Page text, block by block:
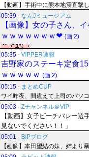
【動画】手術中に熊本地震直撃
05:39 - なんJミュージアム
【画像】女の子さん、
ｗｗｗｗｗｗｗ❤ (画:2)
05:35 - VIPPER速報
吉野家のステーキ定食
ｗｗｗｗｗ (画:2)
05:15 - まとめCUP
ワイ昨夜、間違えて上司のパソ
05:03 - Zチャンネル＠VIP
【動画】女子ビーチバレー
見ないでください！！」
05:01 - BIPブログ
【画像】本田望結の妹、姉より